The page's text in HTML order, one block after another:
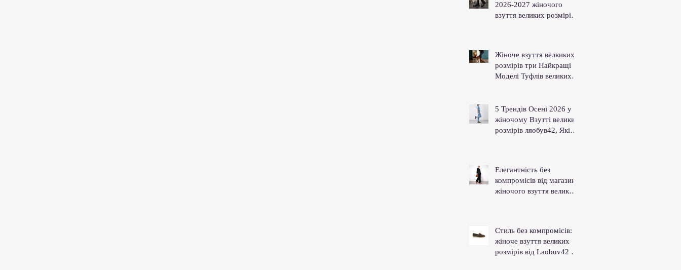
2026-2027 жіночого
взуття великих розмірів
Жіноче взуття велкиких
розмірів три Найкращі
Моделі Туфлів великих
5 Трендів Осені 2026 у
жіночому Взутті великих
розмірів ляобув42, Які
Елегантність без
компромісів від магазину
жіночого взуття великих
Стиль без компромісів:
жіноче взуття великих
розмірів від Laobuv42 та